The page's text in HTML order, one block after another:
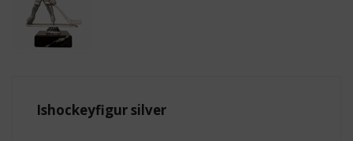
Ishockeyfigur silver